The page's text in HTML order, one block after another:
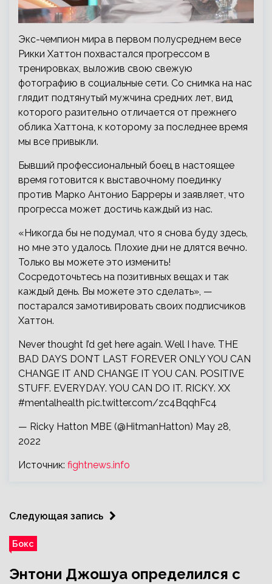
Экс-чемпион мира в первом полусреднем весе
Рикки Хаттон похвастался прогрессом в
тренировках, выложив свою свежую
фотографию в социальные сети. Со снимка на нас
глядит подтянутый мужчина средних лет, вид
которого разительно отличается от прежнего
облика Хаттона, к которому за последнее время
мы все привыкли.
Бывший профессиональный боец в настоящее
время готовится к выставочному поединку
против Марко Антонио Барреры и заявляет, что
прогресса может достичь каждый из нас.
«Никогда бы не подумал, что я снова буду здесь,
но мне это удалось. Плохие дни не длятся вечно.
Только вы можете это изменить!
Сосредоточьтесь на позитивных вещах и так
каждый день. Вы можете это сделать», —
постарался замотивировать своих подписчиков
Хаттон.
Never thought I’d get here again. Well I have. THE
BAD DAYS DON’T LAST FOREVER ONLY YOU CAN
CHANGE IT AND CHANGE IT YOU CAN. POSITIVE
STUFF. EVERYDAY. YOU CAN DO IT. RICKY. XX
#mentalhealth pic.twitter.com/zc4BqqhFc4
— Ricky Hatton MBE (@HitmanHatton) May 28,
2022
Источник: fightnews.info
Следующая запись
Бокс
Энтони Джошуа определился с